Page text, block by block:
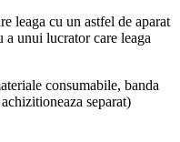
leaga cu un astfel de aparat
a unui lucrator care leaga
consumabile, banda
separat)